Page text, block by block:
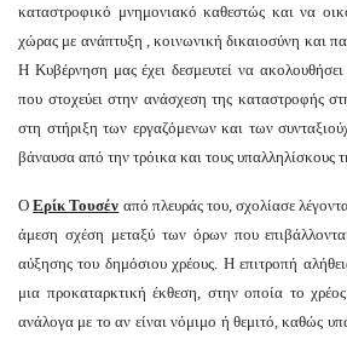
καταστροφικό μνημονιακό καθεστώς και να
χώρας με ανάπτυξη , κοινωνική δικαιοσύνη και
Η Κυβέρνηση μας έχει δεσμευτεί να ακολουθήσει
που στοχεύει στην ανάσχεση της καταστροφής
στη στήριξη των εργαζόμενων και των
βάναυσα από την τρόικα και τους υπαλληλίσκους
ΟΕρίκ Τουσέν από πλευράς του, σχολίασε
άμεση σχέση μεταξύ των όρων που
αύξησης του δημόσιου χρέους. Η επιτροπή
μια προκαταρκτική έκθεση, στην οποία το
ανάλογα με το αν είναι νόμιμο ή θεμιτό, καθώς